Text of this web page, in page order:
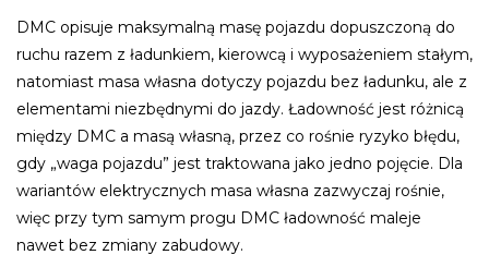
DMC opisuje maksymalną masę pojazdu dopuszczoną do
ruchu razem z ładunkiem, kierowcą i wyposażeniem stałym,
natomiast masa własna dotyczy pojazdu bez ładunku, ale z
elementami niezbędnymi do jazdy. Ładowność jest różnicą
między DMC a masą własną, przez co rośnie ryzyko błędu,
gdy „waga pojazdu” jest traktowana jako jedno pojęcie. Dla
wariantów elektrycznych masa własna zazwyczaj rośnie,
więc przy tym samym progu DMC ładowność maleje
nawet bez zmiany zabudowy.